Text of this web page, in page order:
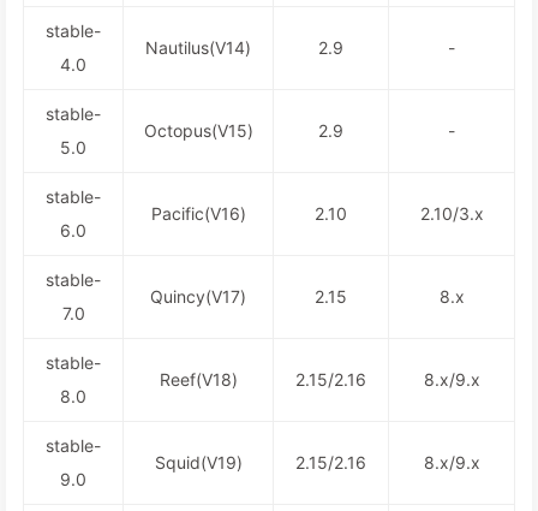
stable-
4.0
Nautilus(V14) 2.9 -
stable-
5.0
Octopus(V15) 2.9 -
stable-
6.0
Pacific(V16) 2.10 2.10/3.x
stable-
7.0
Quincy(V17) 2.15 8.x
stable-
8.0
Reef(V18) 2.15/2.16 8.x/9.x
stable-
9.0
Squid(V19) 2.15/2.16 8.x/9.x